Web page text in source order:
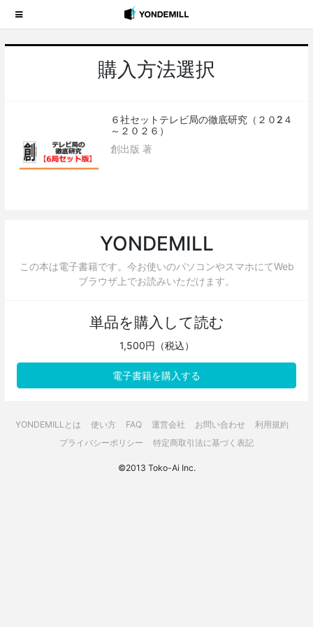
購入方法選択
６社セットテレビ局の徹底研究（２０2４
～２０２６）
創出版 著
YONDEMILL
この本は電子書籍です。今お使いのパソコンやスマホにてWeb
ブラウザ上でお読みいただけます。
単品を購入して読む
1,500円（税込）
電子書籍を購入する
YONDEMILLとは 使い方 FAQ 運営会社 お問い合わせ
利用規約
プライバシーポリシー
特定商取引法に基づく表記
©2013 Toko-Ai Inc.